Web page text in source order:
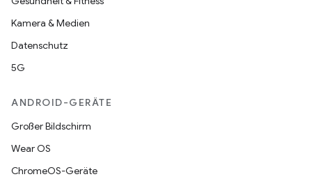
Kamera & Medien
Datenschutz
5G
ANDROID-GERÄTE
Großer Bildschirm
Wear OS
ChromeOS-Geräte